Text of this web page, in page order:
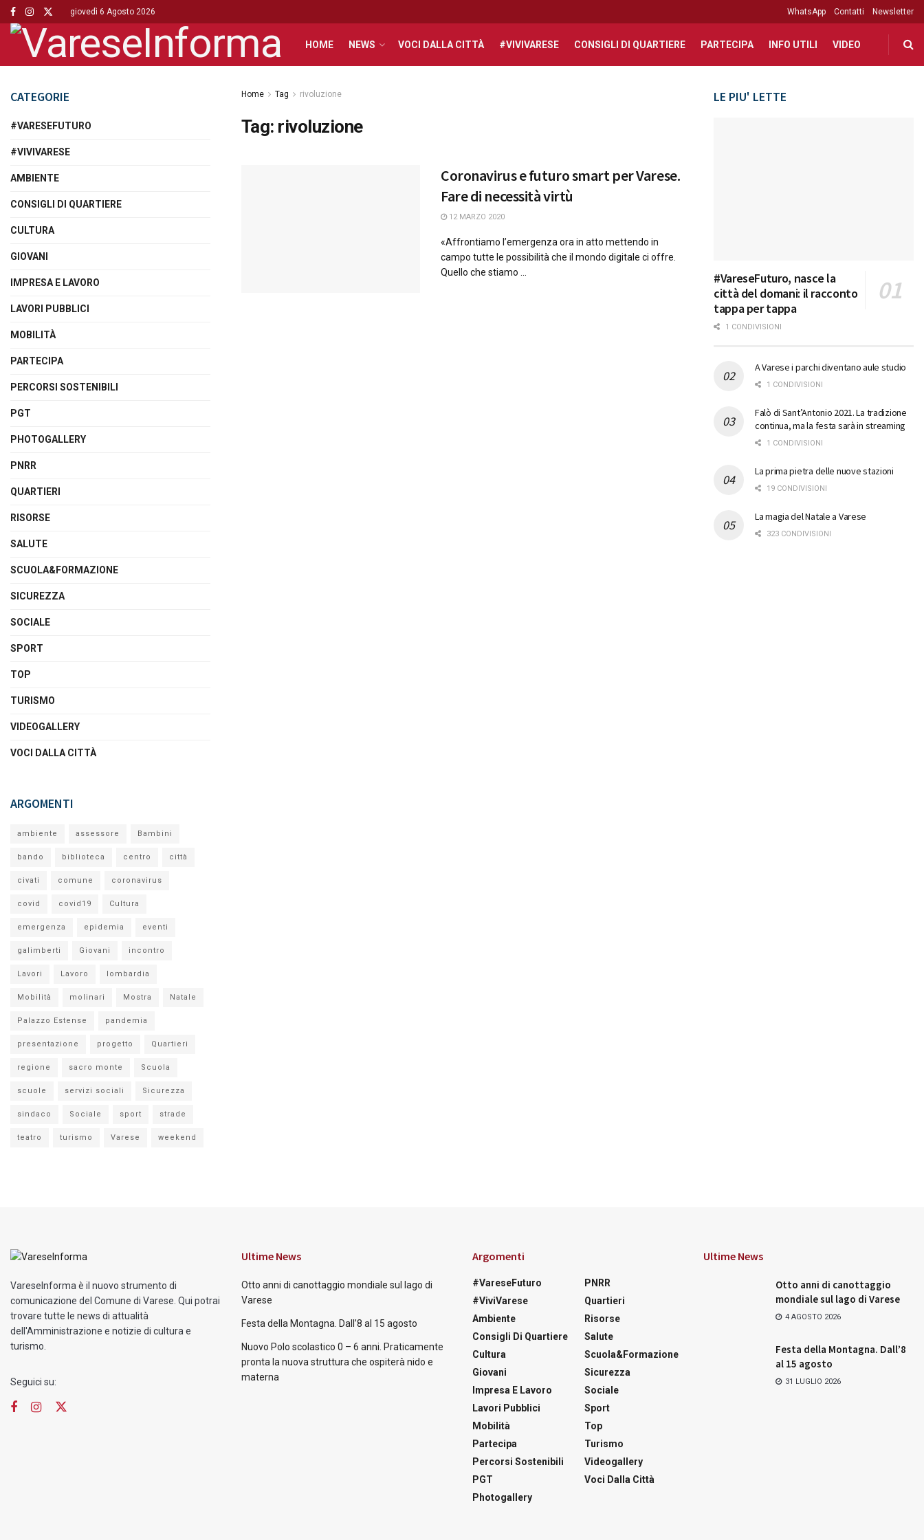
giovedì 6 Agosto 2026 WhatsApp Contatti Newsletter
HOME NEWS VOCI DALLA CITTÀ #VIVIVARESE CONSIGLI DI QUARTIERE PARTECIPA INFO UTILI VIDEO
Home Tag rivoluzione
Tag: rivoluzione
Coronavirus e futuro smart per Varese.
Fare di necessità virtù
12 MARZO 2020
«Affrontiamo l’emergenza ora in atto mettendo in
campo tutte le possibilità che il mondo digitale ci offre.
Quello che stiamo ...
CATEGORIE
#VARESEFUTURO
#VIVIVARESE
AMBIENTE
CONSIGLI DI QUARTIERE
CULTURA
GIOVANI
IMPRESA E LAVORO
LAVORI PUBBLICI
MOBILITÀ
PARTECIPA
PERCORSI SOSTENIBILI
PGT
PHOTOGALLERY
PNRR
QUARTIERI
RISORSE
SALUTE
SCUOLA&FORMAZIONE
SICUREZZA
SOCIALE
SPORT
TOP
TURISMO
VIDEOGALLERY
VOCI DALLA CITTÀ
ARGOMENTI
ambiente assessore Bambini
bando biblioteca centro città
civati comune coronavirus
covid covid19 Cultura
emergenza epidemia eventi
galimberti Giovani incontro
Lavori Lavoro lombardia
Mobilità molinari Mostra Natale
Palazzo Estense pandemia
presentazione progetto Quartieri
regione sacro monte Scuola
scuole servizi sociali Sicurezza
sindaco Sociale sport strade
teatro turismo Varese weekend
LE PIU' LETTE
#VareseFuturo, nasce la
città del domani: il racconto
tappa per tappa
1 CONDIVISIONI
A Varese i parchi diventano aule studio
1 CONDIVISIONI
Falò di Sant’Antonio 2021. La tradizione
continua, ma la festa sarà in streaming
1 CONDIVISIONI
La prima pietra delle nuove stazioni
19 CONDIVISIONI
La magia del Natale a Varese
323 CONDIVISIONI
VareseInforma è il nuovo strumento di
comunicazione del Comune di Varese. Qui potrai
trovare tutte le news di attualità
dell'Amministrazione e notizie di cultura e
turismo.
Seguici su:
Ultime News
Otto anni di canottaggio mondiale sul lago di
Varese
Festa della Montagna. Dall’8 al 15 agosto
Nuovo Polo scolastico 0 – 6 anni. Praticamente
pronta la nuova struttura che ospiterà nido e
materna
Argomenti
#VareseFuturo
#ViviVarese
Ambiente
Consigli Di Quartiere
Cultura
Giovani
Impresa E Lavoro
Lavori Pubblici
Mobilità
Partecipa
Percorsi Sostenibili
PGT
Photogallery
PNRR
Quartieri
Risorse
Salute
Scuola&Formazione
Sicurezza
Sociale
Sport
Top
Turismo
Videogallery
Voci Dalla Città
Ultime News
Otto anni di canottaggio
mondiale sul lago di Varese
4 AGOSTO 2026
Festa della Montagna. Dall’8
al 15 agosto
31 LUGLIO 2026